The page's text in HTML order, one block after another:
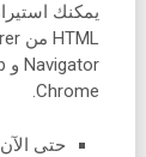
يمكنك
Chrome.
حتى